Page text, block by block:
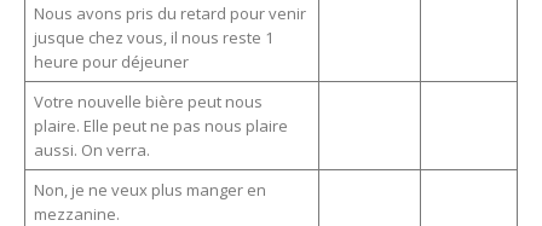
Nous avons pris du retard pour venir
jusque chez vous, il nous reste 1
heure pour déjeuner
Votre nouvelle bière peut nous
plaire. Elle peut ne pas nous plaire
aussi. On verra.
Non, je ne veux plus manger en
mezzanine.